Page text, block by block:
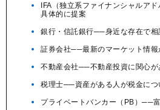
IFA（独立系ファイナンシャルア
具体的に提案
銀行・信託銀行──身近な存在で相
証券会社──最新のマーケット情報
不動産会社──不動産投資に関心が
税理士──資産がある人が税金につ
プライベートバンカー（PB）──